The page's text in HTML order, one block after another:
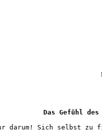
Das Gefühl des
Sich selbst zu